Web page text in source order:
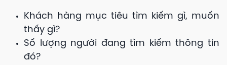
Khách hàng mục tiêu tìm kiếm gì, muốn
thấy gì?
Số lượng người đang tìm kiếm thông tin
đó?